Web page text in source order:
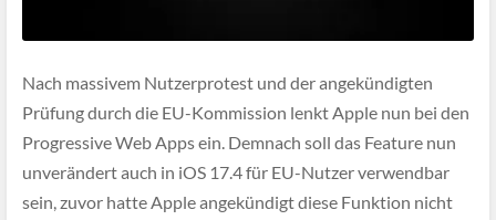
Nach massivem Nutzerprotest und der angekündigten
Prüfung durch die EU-Kommission lenkt Apple nun bei den
Progressive Web Apps ein. Demnach soll das Feature nun
unverändert auch in iOS 17.4 für EU-Nutzer verwendbar
sein, zuvor hatte Apple angekündigt diese Funktion nicht